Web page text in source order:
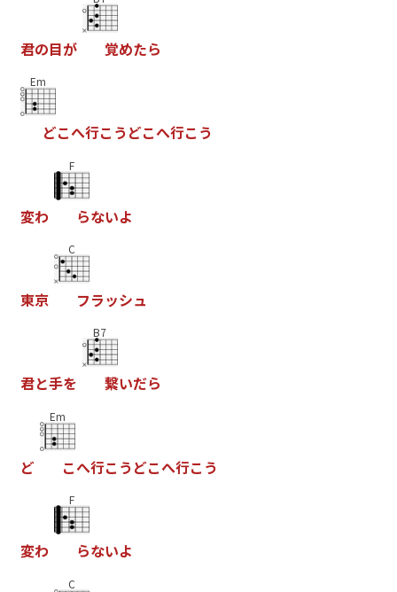
君の目が 覚めたら
Em
どこへ行こ う どこへ行こ う
変わ
F
らないよ
東京
C
フラッシュ
君と手を
B7
繋いだら
ど
Em
こへ行こ う どこへ行こ う
変わ
F
らないよ
C